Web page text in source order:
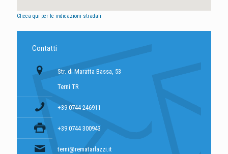
Clicca qui per le indicazioni stradali
Contatti
Str. di Maratta Bassa, 53
Terni TR
+39 0744 246911
+39 0744 300943
terni@rematarlazzi.it